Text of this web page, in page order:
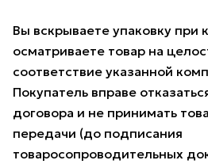
Вы вскрываете упаковку при
осматриваете товар на
соответствие указанной
Покупатель вправе
договора и не принимать
передачи (до подписания
товаросопроводительных